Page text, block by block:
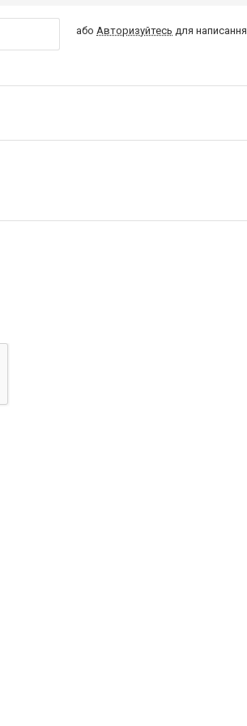
абоАвторизуйтесь для написання